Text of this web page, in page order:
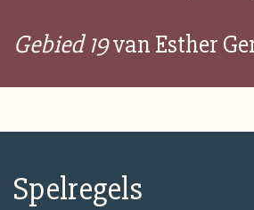
Gebied 19van Esther
Spelregels